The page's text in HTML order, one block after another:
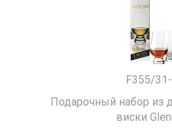
F355/
Подарочный набор из
виски